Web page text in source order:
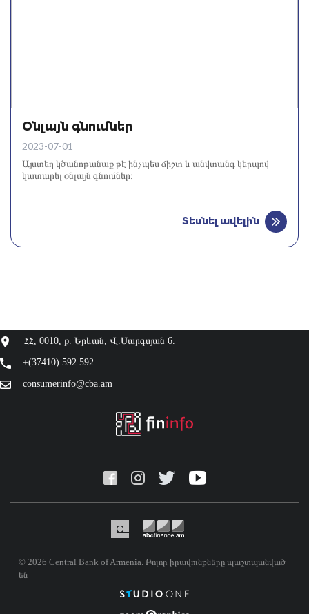
Օնլայն գնումներ
2023-07-01
Այստեղ կծանոթանաք թէ ինչպես ճիշտ և անվտանգ կերպով
կատարել օնլայն գնումներ։
Տեսնել ավելին
ՀՀ, 0010, ք. Երևան, Վ.Սարգսյան 6.
+(37410) 592 592
consumerinfo@cba.am
© 2026 Central Bank of Armenia. Բոլոր իրավունքները պաշտպանված
են